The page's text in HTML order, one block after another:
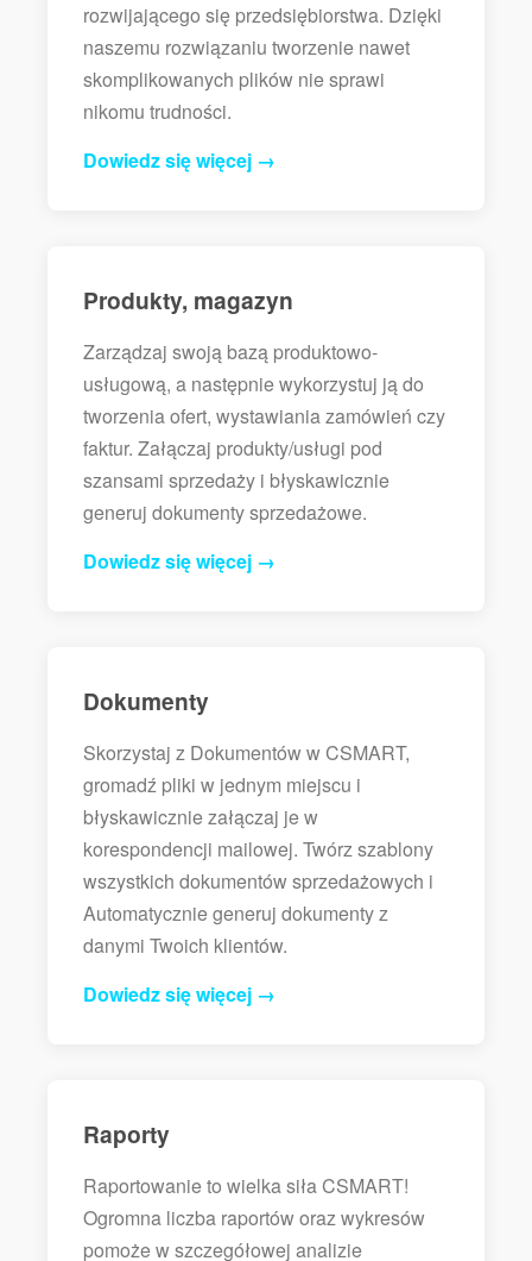
rozwijającego się przedsiębiorstwa. Dzięki
naszemu rozwiązaniu tworzenie nawet
skomplikowanych plików nie sprawi
nikomu trudności.
Dowiedz się więcej →
Produkty, magazyn
Zarządzaj swoją bazą produktowo-
usługową, a następnie wykorzystuj ją do
tworzenia ofert, wystawiania zamówień czy
faktur. Załączaj produkty/usługi pod
szansami sprzedaży i błyskawicznie
generuj dokumenty sprzedażowe.
Dowiedz się więcej →
Dokumenty
Skorzystaj z Dokumentów w CSMART,
gromadź pliki w jednym miejscu i
błyskawicznie załączaj je w
korespondencji mailowej. Twórz szablony
wszystkich dokumentów sprzedażowych i
Automatycznie generuj dokumenty z
danymi Twoich klientów.
Dowiedz się więcej →
Raporty
Raportowanie to wielka siła CSMART!
Ogromna liczba raportów oraz wykresów
pomoże w szczegółowej analizie